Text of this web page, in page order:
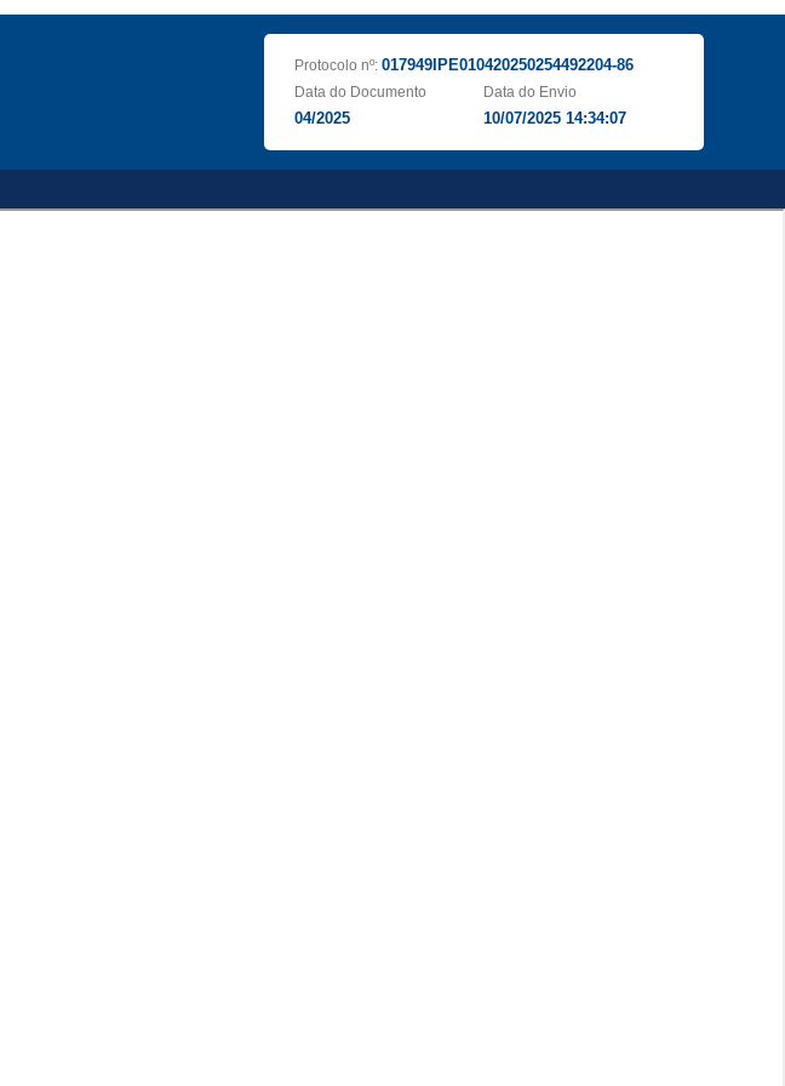
Protocolo nº: 017949IPE010420250254492204-86
Data do Documento
04/2025
Data do Envio
10/07/2025 14:34:07